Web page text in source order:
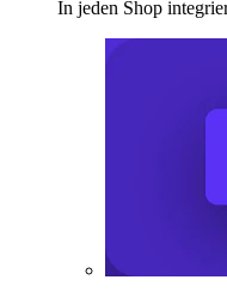
In jeden Shop